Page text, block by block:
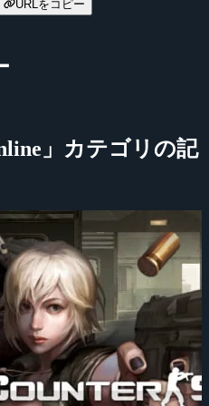
URLをコピー
」カテゴリの記